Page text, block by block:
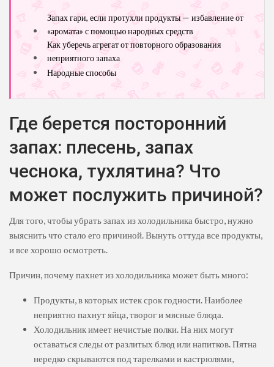
Запах гари, если протухли продукты — избавление от
«аромата» с помощью народных средств
Как уберечь агрегат от повторного образования
неприятного запаха
Народные способы
Где берется посторонний
запах: плесень, запах
чеснока, тухлятина? Что
может послужить причиной?
Для того, чтобы убрать запах из холодильника быстро, нужно
выяснить что стало его причиной. Вынуть оттуда все продукты,
и все хорошо осмотреть.
Причин, почему пахнет из холодильника может быть много:
Продукты, в которых истек срок годности. Наиболее
неприятно пахнут яйца, творог и мясные блюда.
Холодильник имеет нечистые полки. На них могут
оставаться следы от разлитых блюд или напитков. Пятна
нередко скрываются под тарелками и кастрюлями,